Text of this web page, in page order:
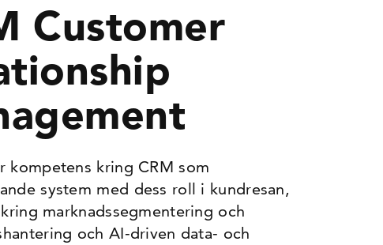
Customer
kompetens kring CRM som
system med dess roll i kundresan,
marknadssegmentering och
och AI-driven data- och